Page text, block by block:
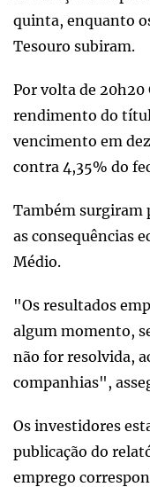
quinta, enquanto
Tesouro subiram.
Por volta de 20h20
rendimento do
vencimento em
contra 4,35% do
Também surgiram
as consequências
Médio.
"Os resultados
algum momento,
não for resolvida,
companhias",
Os investidores
publicação do
emprego